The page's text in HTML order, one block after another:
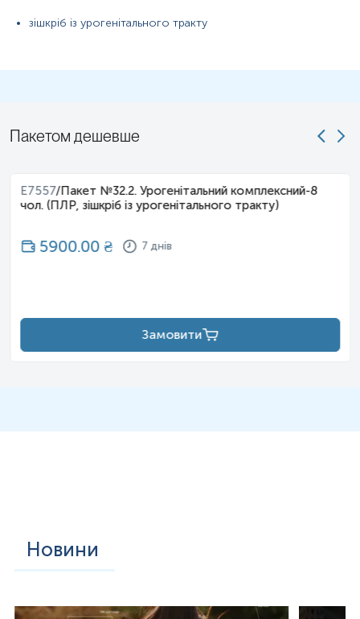
зішкріб із урогенітального тракту
Пакетом дешевше
E7557/Пакет №32.2. Урогенітальний комплексний-8
чол. (ПЛР, зішкріб із урогенітального тракту)
5900.00₴ 7 днів
Замовити
Новини